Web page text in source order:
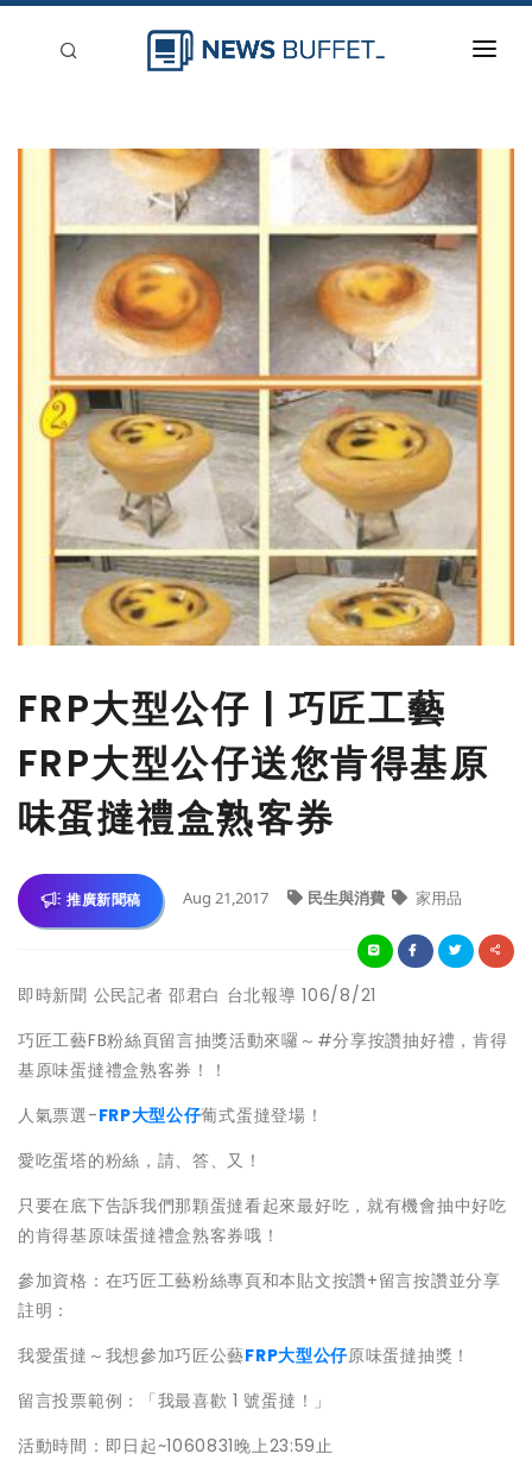
新聞稿分類
刊登
FRP大型公仔 | 巧匠工藝
FRP大型公仔送您肯得基原
味蛋撻禮盒熟客券
推廣新聞稿 Aug 21,2017 民生與消費 家用品
即時新聞 公民記者 邵君白 台北報導 106/8/21
巧匠工藝FB粉絲頁留言抽獎活動來囉～#分享按讚抽好禮，肯得
基原味蛋撻禮盒熟客券！！
人氣票選-FRP大型公仔葡式蛋撻登場！
愛吃蛋塔的粉絲，請、答、又！
只要在底下告訴我們那顆蛋撻看起來最好吃，就有機會抽中好吃
的肯得基原味蛋撻禮盒熟客券哦！
參加資格：在巧匠工藝粉絲專頁和本貼文按讚+留言按讚並分享
註明：
我愛蛋撻～我想參加巧匠公藝FRP大型公仔原味蛋撻抽獎！
留言投票範例：「我最喜歡 1 號蛋撻！」
活動時間：即日起~1060831晚上23:59止